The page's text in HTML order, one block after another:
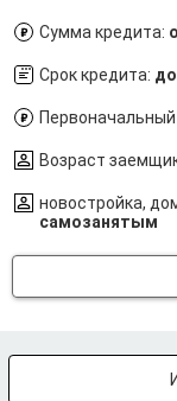
Сумма кредита:
Срок кредита:
Первоначальный
Возраст
новостройка,
самозанятым